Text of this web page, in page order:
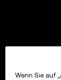
Wenn Sie auf